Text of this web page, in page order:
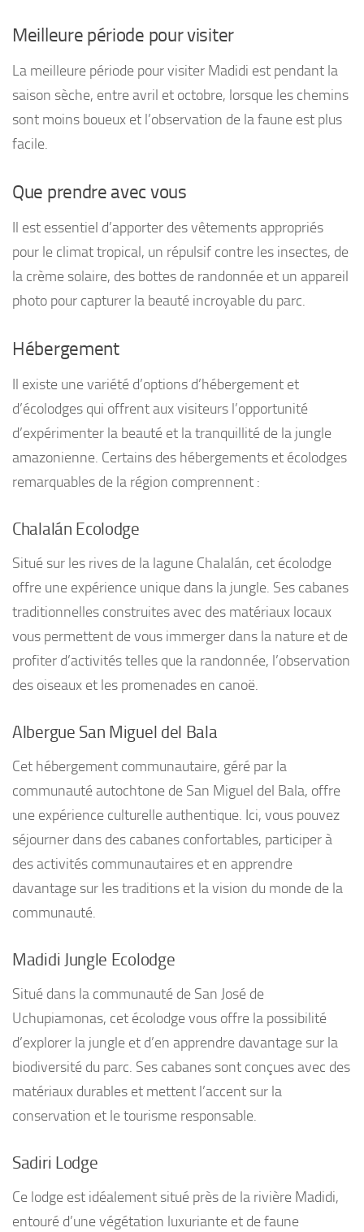
Meilleure période pour visiter
La meilleure période pour visiter Madidi est pendant la
saison sèche, entre avril et octobre, lorsque les chemins
sont moins boueux et l’observation de la faune est plus
facile.
Que prendre avec vous
Il est essentiel d’apporter des vêtements appropriés
pour le climat tropical, un répulsif contre les insectes, de
la crème solaire, des bottes de randonnée et un appareil
photo pour capturer la beauté incroyable du parc.
Hébergement
Il existe une variété d’options d’hébergement et
d’écolodges qui offrent aux visiteurs l’opportunité
d’expérimenter la beauté et la tranquillité de la jungle
amazonienne. Certains des hébergements et écolodges
remarquables de la région comprennent :
Chalalán Ecolodge
Situé sur les rives de la lagune Chalalán, cet écolodge
offre une expérience unique dans la jungle. Ses cabanes
traditionnelles construites avec des matériaux locaux
vous permettent de vous immerger dans la nature et de
profiter d’activités telles que la randonnée, l’observation
des oiseaux et les promenades en canoë.
Albergue San Miguel del Bala
Cet hébergement communautaire, géré par la
communauté autochtone de San Miguel del Bala, offre
une expérience culturelle authentique. Ici, vous pouvez
séjourner dans des cabanes confortables, participer à
des activités communautaires et en apprendre
davantage sur les traditions et la vision du monde de la
communauté.
Madidi Jungle Ecolodge
Situé dans la communauté de San José de
Uchupiamonas, cet écolodge vous offre la possibilité
d’explorer la jungle et d’en apprendre davantage sur la
biodiversité du parc. Ses cabanes sont conçues avec des
matériaux durables et mettent l’accent sur la
conservation et le tourisme responsable.
Sadiri Lodge
Ce lodge est idéalement situé près de la rivière Madidi,
entouré d’une végétation luxuriante et de faune